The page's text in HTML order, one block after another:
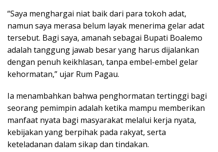
“Saya menghargai niat baik dari para tokoh adat,
namun saya merasa belum layak menerima gelar adat
tersebut. Bagi saya, amanah sebagai Bupati Boalemo
adalah tanggung jawab besar yang harus dijalankan
dengan penuh keikhlasan, tanpa embel-embel gelar
kehormatan,” ujar Rum Pagau.
Ia menambahkan bahwa penghormatan tertinggi bagi
seorang pemimpin adalah ketika mampu memberikan
manfaat nyata bagi masyarakat melalui kerja nyata,
kebijakan yang berpihak pada rakyat, serta
keteladanan dalam sikap dan tindakan.